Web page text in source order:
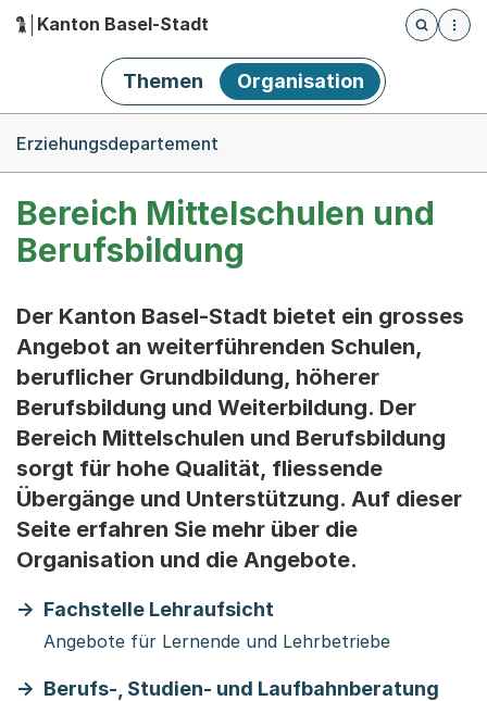
Hauptnavigation
Kanton Basel-Stadt
Öffnet
Themen Organisation
Erziehungsdepartement
Bereich Mittelschulen und
Berufsbildung
Der Kanton Basel-Stadt bietet ein grosses
Angebot an weiterführenden Schulen,
beruflicher Grundbildung, höherer
Berufsbildung und Weiterbildung. Der
Bereich Mittelschulen und Berufsbildung
sorgt für hohe Qualität, fliessende
Übergänge und Unterstützung. Auf dieser
Seite erfahren Sie mehr über die
Organisation und die Angebote.
Fachstelle Lehraufsicht
Angebote für Lernende und Lehrbetriebe
Berufs-, Studien- und Laufbahnberatung